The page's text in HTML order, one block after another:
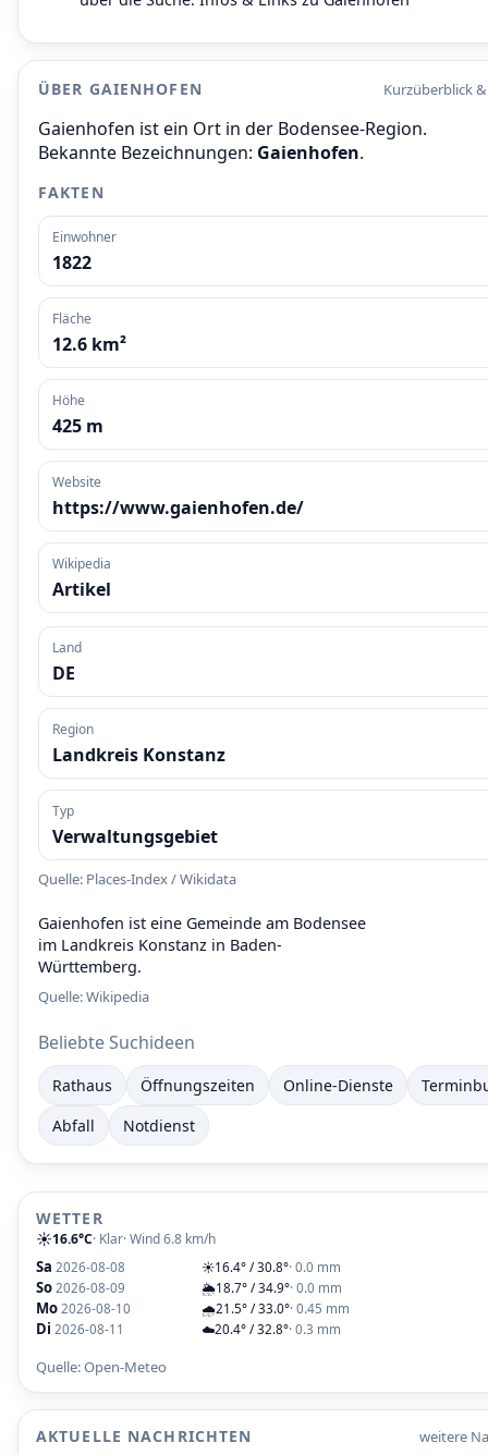
ÜBER GAIENHOFEN Kurzüberblick
Gaienhofen ist ein Ort in der Bodensee-Region.
Bekannte Bezeichnungen: Gaienhofen.
FAKTEN
Einwohner
1822
Fläche
12.6 km²
Höhe
425 m
Website
https://www.gaienhofen.de/
Wikipedia
Artikel
Land
DE
Region
Landkreis Konstanz
Typ
Verwaltungsgebiet
Quelle: Places-Index / Wikidata
Gaienhofen ist eine Gemeinde am Bodensee
im Landkreis Konstanz in Baden-
Württemberg.
Quelle:Wikipedia
Beliebte Suchideen
Rathaus Öffnungszeiten Online-Dienste
Abfall
Notdienst
WETTER
☀️16.6°C· Klar· Wind 6.8 km/h
Sa 2026-08-08 ☀️16.4° / 30.8°· 0.0 mm
So2026-08-09 🌦️18.7° / 34.9°· 0.0 mm
Mo2026-08-10 🌧️21.5° / 33.0°· 0.45 mm
Di 2026-08-11 ☁️20.4° / 32.8°· 0.3 mm
Quelle: Open-Meteo
AKTUELLE NACHRICHTEN weitere